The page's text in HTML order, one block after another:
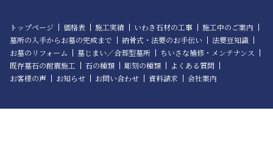
トップページ 価格表 施工実績 いわき石材の工事
施工中のご案内
墓所の入手からお墓の完成まで
納骨式・法要のお手伝い
法要豆知識
お墓のリフォーム
墓じまい／合葬型墓所
ちいさな補修・メンテナンス
既存墓石の耐震施工
石の種類 彫刻の種類
よくある質問
お客様の声
お知らせ お問い合わせ 資料請求 会社案内